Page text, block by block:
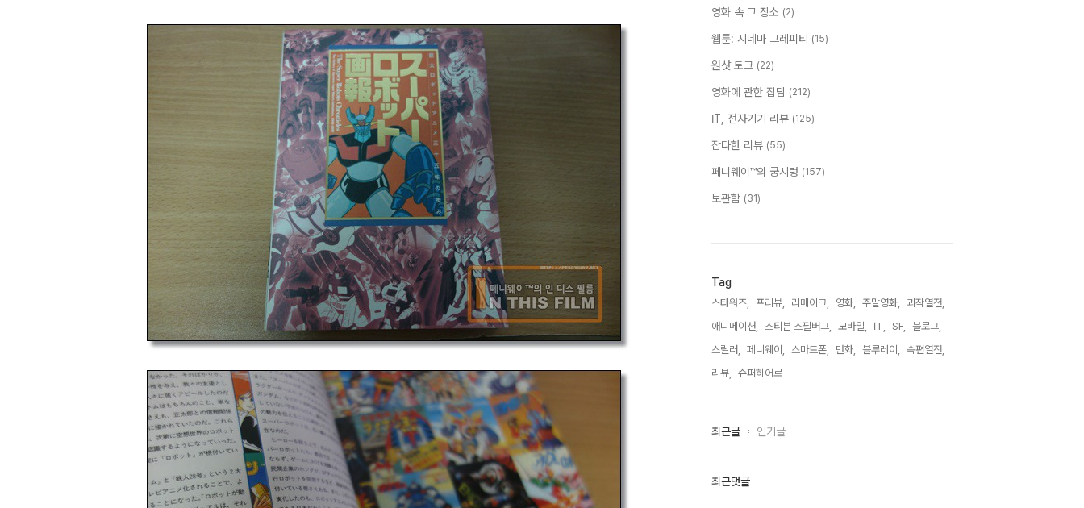
영화 속 그 장소 (2)
웹툰: 시네마 그레피티 (15)
원샷 토크 (22)
영화에 관한 잡담 (212)
IT, 전자기기 리뷰 (125)
잡다한 리뷰 (55)
페니웨이™의 궁시렁 (157)
보관함 (31)
Tag
스타워즈, 프리뷰, 리메이크, 영화, 주말영화,
괴작열전,
애니메이션,
스티븐 스필버그, 모바일, IT, SF,
블로그,
스릴러,
페니웨이, 스마트폰, 만화, 블루레이,
속편열전,
리뷰,
슈퍼히어로,
최
인
최근글 인기글
최근댓글